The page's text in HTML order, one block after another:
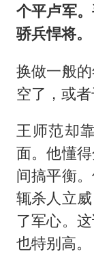
个平卢军
骄兵悍将。
换做一般
空了，或
王师范却
面。他懂
间搞平衡
辄杀人立
了军心。
也特别高。